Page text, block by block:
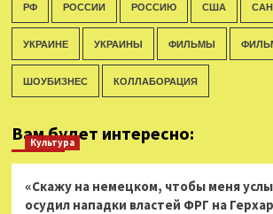
РФ РОССИИ РОССИЮ США
УКРАИНЕ УКРАИНЫ ФИЛЬМЫ
ШОУБИЗНЕС КОЛЛАБОРАЦИЯ
Вам будет интересно:
Культура
«Скажу на немецком, чтобы меня
осудил нападки властей ФРГ на